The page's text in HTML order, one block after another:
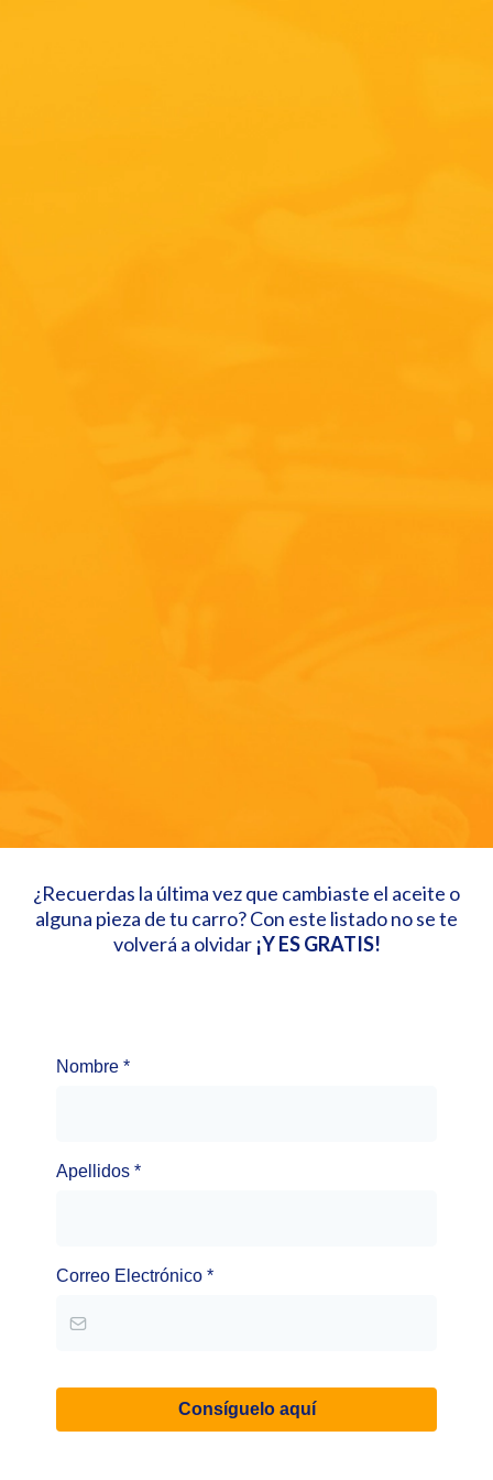
¿Recuerdas la última vez que cambiaste el aceite o
alguna pieza de tu carro? Con este listado no se te
volverá a olvidar ¡Y ES GRATIS!
Nombre *
Apellidos *
Correo Electrónico *
Consíguelo aquí